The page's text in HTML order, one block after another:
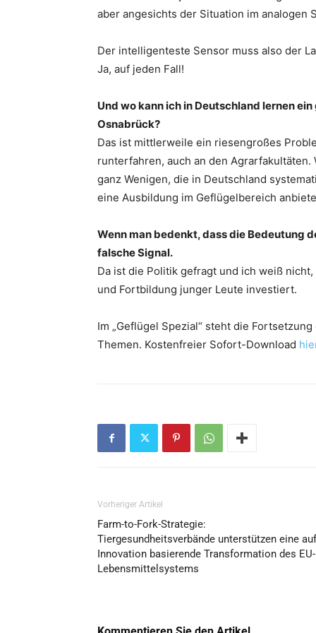
aber angesichts der Situation im analogen
Der intelligenteste Sensor muss also der
Ja, auf jeden Fall!
Und wo kann ich in Deutschland lernen
Osnabrück?
Das ist mittlerweile ein riesengroßes
runterfahren, auch an den
ganz Wenigen, die in Deutschland
eine Ausbildung im Geflügelbereich
Wenn man bedenkt, dass die Bedeutung
falsche Signal.
Da ist die Politik gefragt und ich weiß
und Fortbildung junger Leute investiert.
Im „Geflügel Spezial“ steht die
Themen. Kostenfreier Sofort-Download
Vorheriger Artikel
Farm-to-Fork-Strategie:
Tiergesundheitsverbände unterstützen eine auf
Innovation basierende Transformation des EU-
Lebensmittelsystems